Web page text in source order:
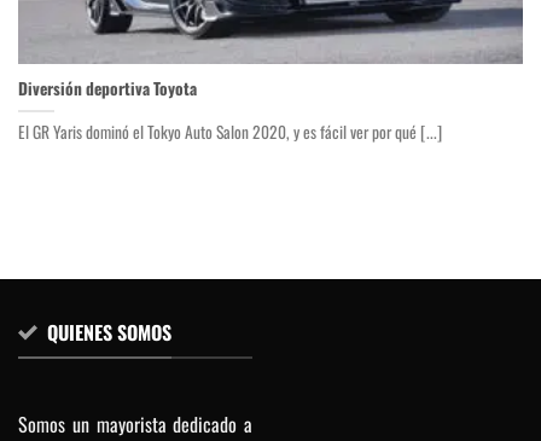
Diversión deportiva Toyota
El GR Yaris dominó el Tokyo Auto Salon 2020, y es fácil ver por qué [...]
QUIENES SOMOS
Somos un mayorista dedicado a